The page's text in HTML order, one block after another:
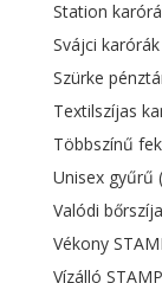
Station
Svájci karórák
Szürke
Textilszíjas
Többszínű
Unisex gyűrű
Valódi
Vékony
Vízálló